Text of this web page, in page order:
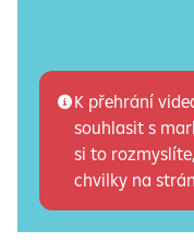
K přehrání
souhlasit s
si to
chvilky na